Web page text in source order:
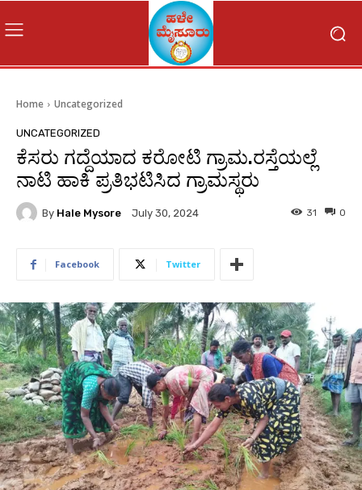
Home Uncategorized
UNCATEGORIZED
ಕೆಸರು ಗದ್ದೆಯಾದ ಕರೋಟಿ ಗ್ರಾಮ.ರಸ್ತೆಯಲ್ಲೆ
ನಾಟಿ ಹಾಕಿ ಪ್ರತಿಭಟಿಸಿದ ಗ್ರಾಮಸ್ಥರು
By Hale Mysore July 30, 2024 0
31
Facebook Twitter